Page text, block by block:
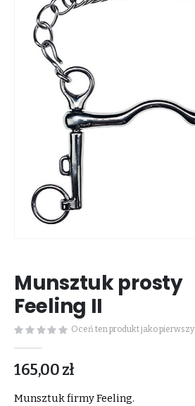
początek
galerii
Munsztuk prosty
Feeling II
Oceń ten produkt jako pierwszy
165,00 zł
Munsztuk firmy Feeling.